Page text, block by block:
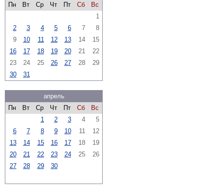
Пн
Вт Ср Чт Пт Сб
Вс
1
2
3 4 5 6 7
8
9
10 11 12 13 14
15
16
17 18 19 20 21
22
23
24 25 26 27 28
29
30
31
апрель
Пн
Вт Ср Чт Пт Сб
Вс
1
2 3 4
5
6
7 8 9 10 11
12
13
14 15 16 17 18
19
20
21 22 23 24 25
26
27
28 29 30